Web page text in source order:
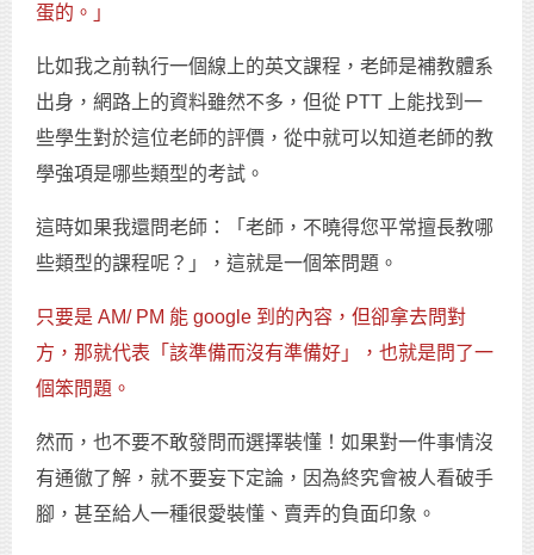
蛋的。」
比如我之前執行一個線上的英文課程，老師是補教體系
出身，網路上的資料雖然不多，但從 PTT 上能找到一
些學生對於這位老師的評價，從中就可以知道老師的教
學強項是哪些類型的考試。
這時如果我還問老師：「老師，不曉得您平常擅長教哪
些類型的課程呢？」，這就是一個笨問題。
只要是 AM/ PM 能 google 到的內容，但卻拿去問對
方，那就代表「該準備而沒有準備好」，也就是問了一
個笨問題。
然而，也不要不敢發問而選擇裝懂！如果對一件事情沒
有通徹了解，就不要妄下定論，因為終究會被人看破手
腳，甚至給人一種很愛裝懂、賣弄的負面印象。